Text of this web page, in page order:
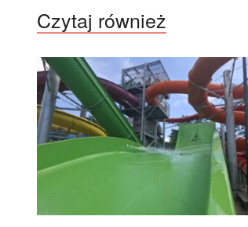
Czytaj również